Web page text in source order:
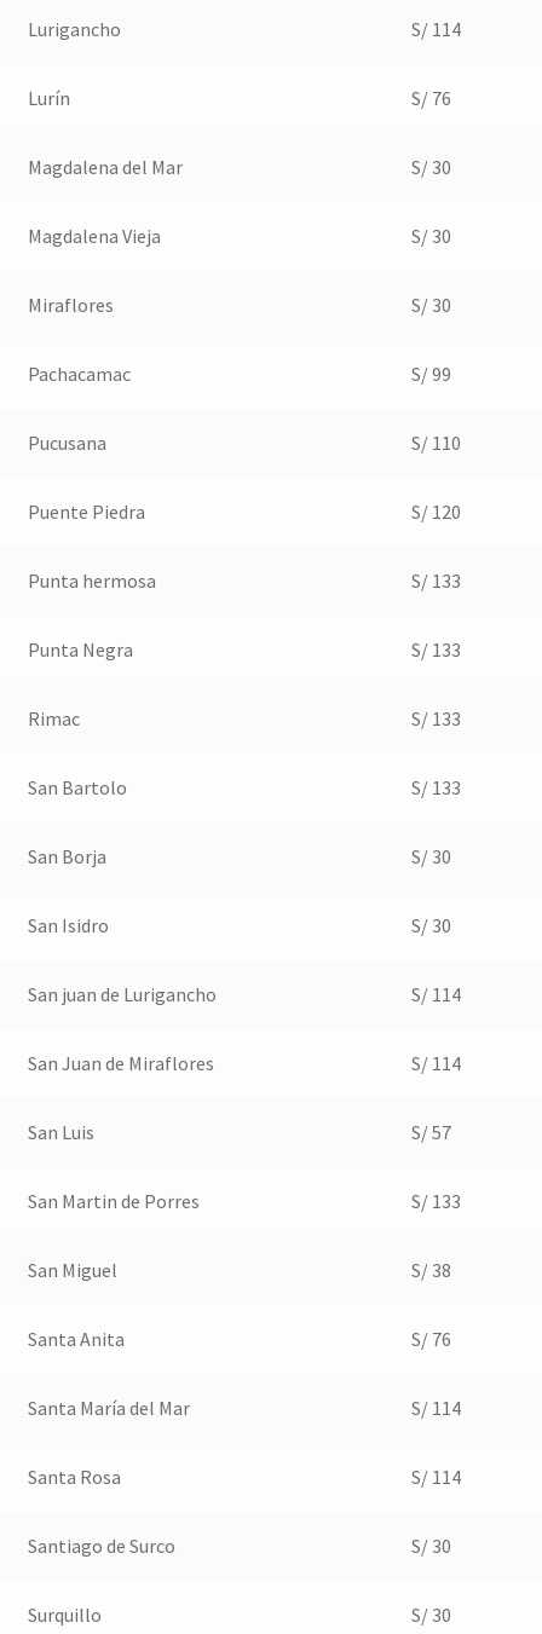
Lurigancho S/ 114
Lurín S/ 76
Magdalena del Mar S/ 30
Magdalena Vieja S/ 30
Miraflores S/ 30
Pachacamac S/ 99
Pucusana S/ 110
Puente Piedra S/ 120
Punta hermosa S/ 133
Punta Negra S/ 133
Rimac S/ 133
San Bartolo S/ 133
San Borja S/ 30
San Isidro S/ 30
San juan de Lurigancho S/ 114
San Juan de Miraflores S/ 114
San Luis S/ 57
San Martin de Porres S/ 133
San Miguel S/ 38
Santa Anita S/ 76
Santa María del Mar S/ 114
Santa Rosa S/ 114
Santiago de Surco S/ 30
Surquillo S/ 30